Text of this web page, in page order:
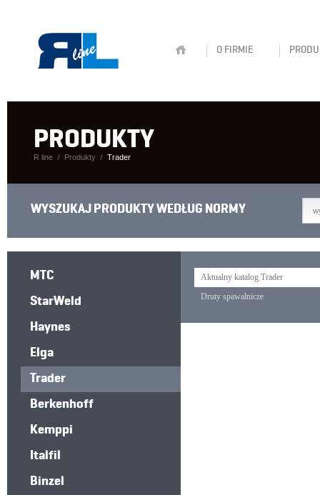
O FIRMIE
PRODUKTY
R line Produkty Trader
WYSZUKAJ PRODUKTY WEDŁUG NORMY
MTC
StarWeld
Haynes
Elga
Trader
Berkenhoff
Kemppi
Italfil
Binzel
Aktualny katalog Trader
Druty spawalnicze